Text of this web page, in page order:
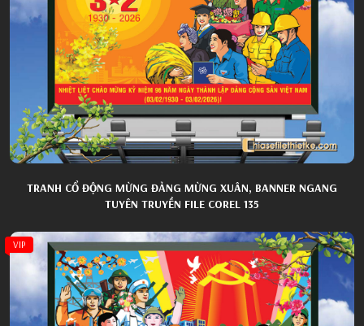
TRANH CỔ ĐỘNG MỪNG ĐẢNG MỪNG XUÂN, BANNER NGANG
TUYÊN TRUYỀN FILE COREL 135
VIP